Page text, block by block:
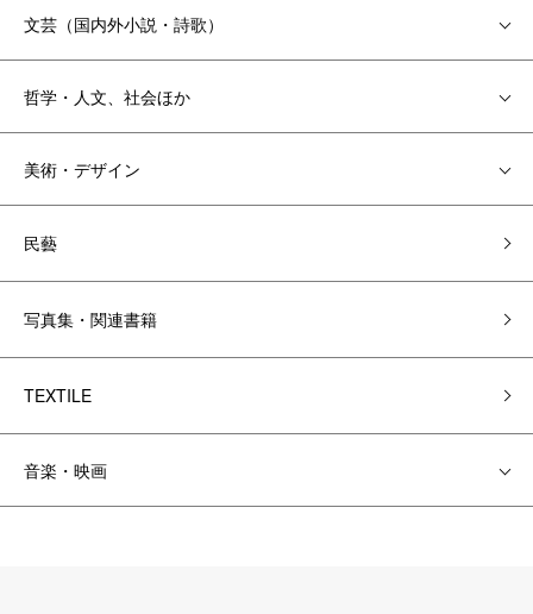
文芸（国内外小説・詩歌）
哲学・人文、社会ほか
美術・デザイン
民藝
写真集・関連書籍
TEXTILE
音楽・映画